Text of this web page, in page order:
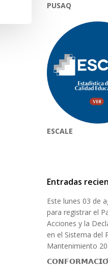
PUSAQ
ESCALE
Entradas
Este lunes 03 de
para registrar el
Acciones y la
en el Sistema del
Mantenimiento